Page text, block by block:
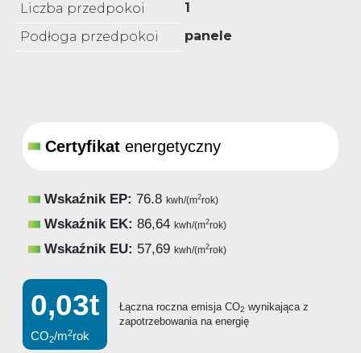
Liczba przedpokoi
1
Podłoga przedpokoi
panele
Certyfikat energetyczny
Wskaźnik EP: 76.8 kwh/(m2rok)
Wskaźnik EK: 86,64 kwh/(m2rok)
Wskaźnik EU: 57,69 kwh/(m2rok)
0,03t
CO2/m2rok
Łączna roczna emisja CO2 wynikająca z
zapotrzebowania na energię